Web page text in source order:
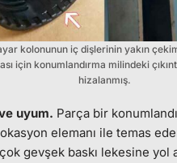
kolonunun iç dişlerinin yakın
için konumlandırma milindeki
hizalanmış.
uyum. Parça bir
elemanı ile temas
gevşek baskı lekesine yol